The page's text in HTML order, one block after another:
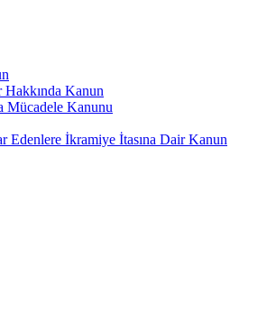
Hakkında Kanun
Mücadele Kanunu
Edenlere İkramiye İtasına Dair Kanun